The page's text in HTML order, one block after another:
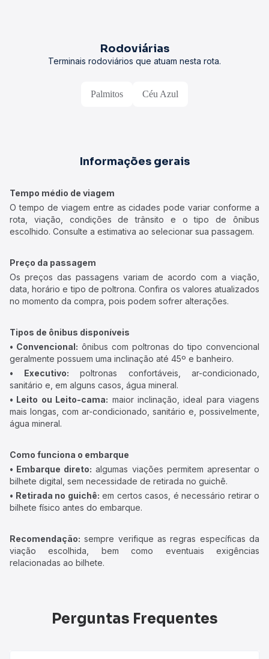
Rodoviárias
Terminais rodoviários que atuam nesta rota.
Palmitos Céu Azul
Informações gerais
Tempo médio de viagem
O tempo de viagem entre as cidades pode variar conforme a
rota, viação, condições de trânsito e o tipo de ônibus
escolhido. Consulte a estimativa ao selecionar sua passagem.
Preço da passagem
Os preços das passagens variam de acordo com a viação,
data, horário e tipo de poltrona. Confira os valores atualizados
no momento da compra, pois podem sofrer alterações.
Tipos de ônibus disponíveis
• Convencional: ônibus com poltronas do tipo convencional
geralmente possuem uma inclinação até 45º e banheiro.
• Executivo: poltronas confortáveis, ar-condicionado,
sanitário e, em alguns casos, água mineral.
• Leito ou Leito-cama: maior inclinação, ideal para viagens
mais longas, com ar-condicionado, sanitário e, possivelmente,
água mineral.
Como funciona o embarque
• Embarque direto: algumas viações permitem apresentar o
bilhete digital, sem necessidade de retirada no guichê.
• Retirada no guichê: em certos casos, é necessário retirar o
bilhete físico antes do embarque.
Recomendação: sempre verifique as regras específicas da
viação escolhida, bem como eventuais exigências
relacionadas ao bilhete.
Perguntas Frequentes